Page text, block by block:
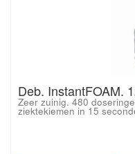
Deb. InstantFOAM.
Zeer zuinig. 480
ziektekiemen in 15